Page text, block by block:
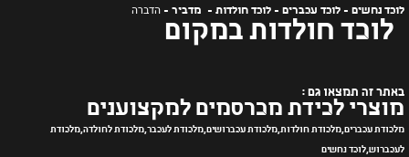
לוכד נחשים - לוכד עכברים - לוכד חולדות - מדביר - הדברה
לוכד חולדות במקום
באתר זה תמצאו גם :
מוצרי לכידת מכרסמים למקצוענים
מלכודת עכברים,מלכודת חולדות,מלכודת עכברושים,מלכודת לעכבר,מלכודת לחולדה,מלכודת
לעכברוש,לוכד נחשים